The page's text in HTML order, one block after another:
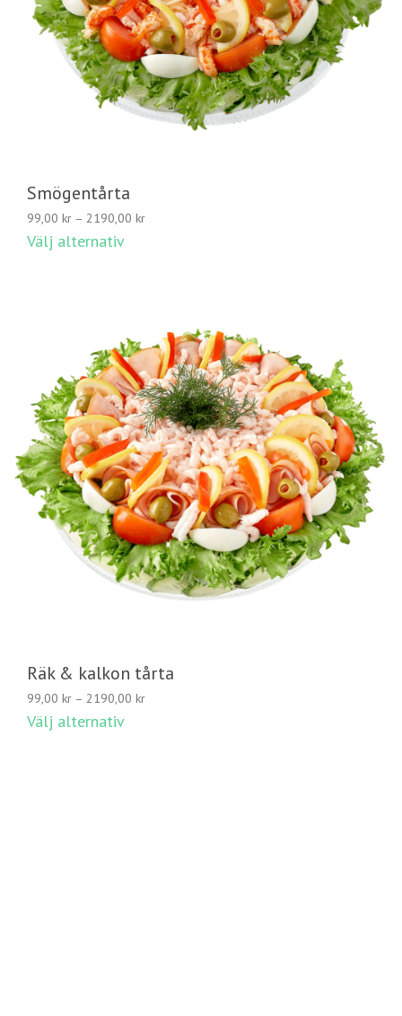
Smögentårta
99,00 kr – 2190,00 krPrisintervall:
Välj alternativ
Räk & kalkon tårta
99,00 kr – 2190,00 krPrisintervall:
Välj alternativ